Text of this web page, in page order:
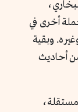
أخرى في
وبقية
أحاديث